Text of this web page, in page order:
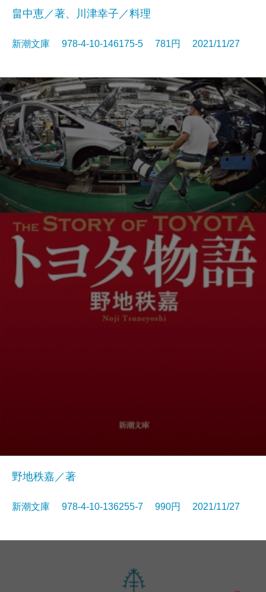
畠中恵／著、川津幸子／料理
新潮文庫 978-4-10-146175-5 781円 2021/11/27
野地秩嘉／著
新潮文庫 978-4-10-136255-7 990円 2021/11/27